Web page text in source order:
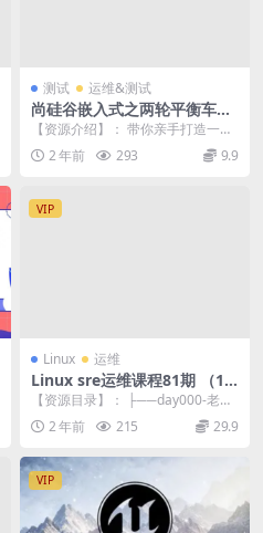
测试 运维&测试
尚硅谷嵌入式之两轮平衡车项
目
【资源介绍】： 带你亲手打造一辆
自己的两轮平衡车！如果你已经完
成了C语言和32单...
2 年前 293 9.9
VIP
Linux 运维
Linux sre运维课程81期 （15
k金牌企业级班级）
【资源目录】： ├──day000-老男
孩81期-15k金牌班-课程介绍及环境
准...2 年前 215 29.9
VIP